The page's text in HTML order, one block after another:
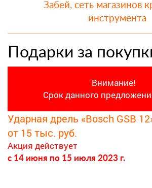
Забей, сеть магазинов
инструмента
Подарки за
Внимание!
Срок данного
Ударная дрель «Bosch GSB
от 15 тыс. руб.
Акция действует
c 14 июня по 15 июля 2023 г.